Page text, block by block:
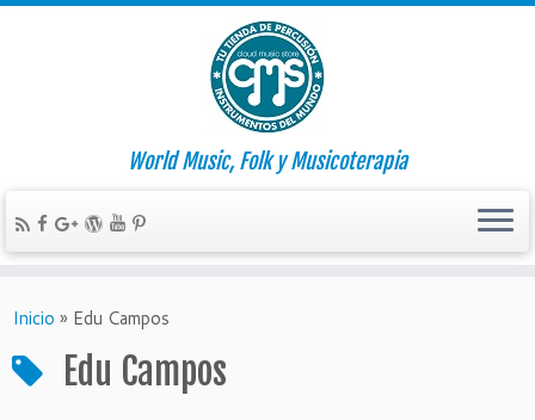
World Music, Folk y Musicoterapia
Inicio » Edu Campos
Edu Campos